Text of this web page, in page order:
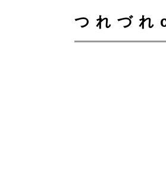
つれづ